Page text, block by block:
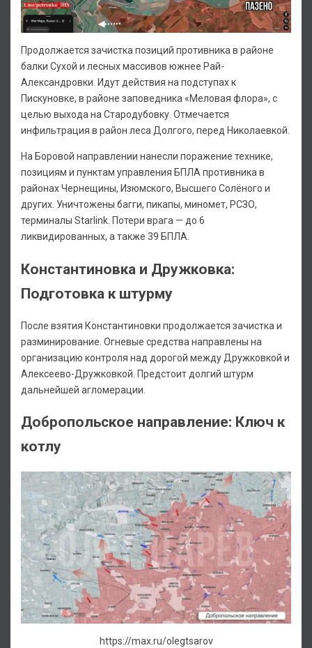
Продолжается зачистка позиций противника в районе
балки Сухой и лесных массивов южнее Рай-
Александровки. Идут действия на подступах к
Пискуновке, в районе заповедника «Меловая флора», с
целью выхода на Стародубовку. Отмечается
инфильтрация в район леса Долгого, перед Николаевкой.
На Боровой направлении нанесли поражение технике,
позициям и пунктам управления БПЛА противника в
районах Чернещины, Изюмского, Высшего Солёного и
других. Уничтожены багги, пикапы, миномет, РСЗО,
терминалы Starlink. Потери врага — до 6
ликвидированных, а также 39 БПЛА.
Константиновка и Дружковка:
Подготовка к штурму
После взятия Константиновки продолжается зачистка и
разминирование. Огневые средства направлены на
организацию контроля над дорогой между Дружковкой и
Алексеево-Дружковкой. Предстоит долгий штурм
дальнейшей агломерации.
Добропольское направление: Ключ к
котлу
https://max.ru/olegtsarov